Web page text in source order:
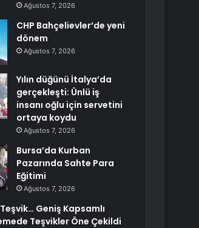
Ağustos 7, 2026
CHP Bahçelievler’de yeni
dönem
Ağustos 7, 2026
Yılın düğünü İtalya’da
gerçekleşti: Ünlü iş
insanı oğlu için servetini
ortaya koydu
Ağustos 7, 2026
Bursa’da Kurban
Pazarında Sahte Para
Eğitimi
Ağustos 7, 2026
Geniş Kapsamlı
Teşvikler Öne Çekildi